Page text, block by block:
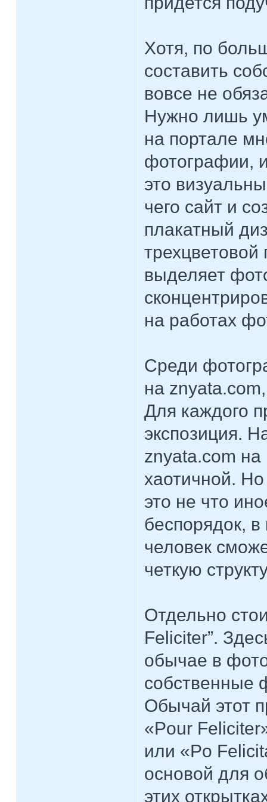
Хотя, по
составить
вовсе не
Нужно лишь
на портале
фотографии,
это
чего сайт и
плакатный
выделяет
на работах
Среди
на
Для каждого
экспозиция.
znyata.com на
хаотичной.
это не что
беспорядок,
человек
четкую
Отдельно
Feliciter”.
обычае в
собственные
Обычай этот
«Pour
или «Po
основой для
этих